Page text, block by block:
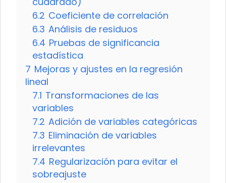
6.2 Coeficiente de correlación
6.3 Análisis de residuos
6.4 Pruebas de significancia
estadística
7 Mejoras y ajustes en la regresión
lineal
7.1 Transformaciones de las
variables
7.2 Adición de variables categóricas
7.3 Eliminación de variables
irrelevantes
7.4 Regularización para evitar el
sobreajuste